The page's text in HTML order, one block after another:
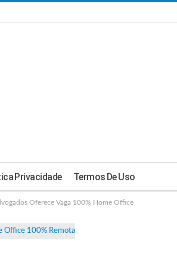
Privacidade Termos De Uso
Oferece Vaga 100% Home Office